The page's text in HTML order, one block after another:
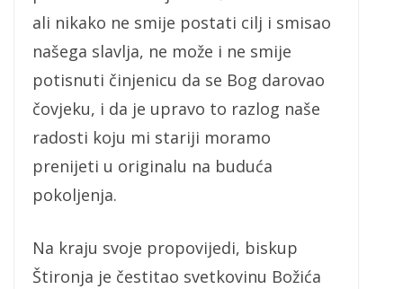
ali nikako ne smije postati cilj i smisao
našega slavlja, ne može i ne smije
potisnuti činjenicu da se Bog darovao
čovjeku, i da je upravo to razlog naše
radosti koju mi stariji moramo
prenijeti u originalu na buduća
pokoljenja.
Na kraju svoje propovijedi, biskup
Štironja je čestitao svetkovinu Božića